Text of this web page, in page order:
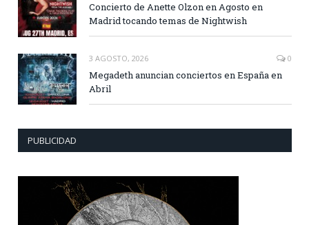
Concierto de Anette Olzon en Agosto en
Madrid tocando temas de Nightwish
3 AGOSTO, 2026 0
Megadeth anuncian conciertos en España en
Abril
PUBLICIDAD